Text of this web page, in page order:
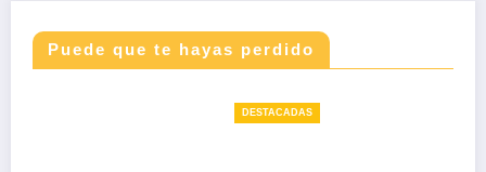
Puede que te hayas perdido